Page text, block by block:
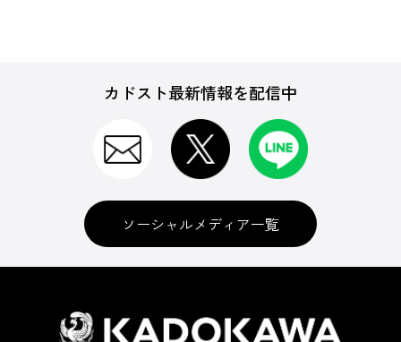
カドスト最新情報を配信中
ソーシャルメディア一覧